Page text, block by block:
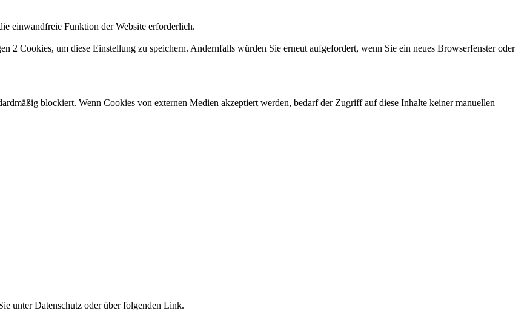
einwandfreie Funktion der Website erforderlich.
2 Cookies, um diese Einstellung zu speichern. Andernfalls würden Sie erneut aufgefordert, wenn Sie ein neues Browserfenster oder
blockiert. Wenn Cookies von externen Medien akzeptiert werden, bedarf der Zugriff auf diese Inhalte keiner manuellen
unter Datenschutz oder über folgenden Link.